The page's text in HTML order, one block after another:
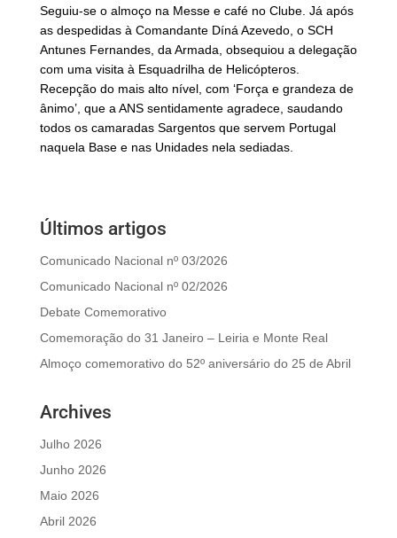
Seguiu-se o almoço na Messe e café no Clube. Já após
as despedidas à Comandante Díná Azevedo, o SCH
Antunes Fernandes, da Armada, obsequiou a delegação
com uma visita à Esquadrilha de Helicópteros.
Recepção do mais alto nível, com ‘Força e grandeza de
ânimo’, que a ANS sentidamente agradece, saudando
todos os camaradas Sargentos que servem Portugal
naquela Base e nas Unidades nela sediadas.
Últimos artigos
Comunicado Nacional nº 03/2026
Comunicado Nacional nº 02/2026
Debate Comemorativo
Comemoração do 31 Janeiro – Leiria e Monte Real
Almoço comemorativo do 52º aniversário do 25 de Abril
Archives
Julho 2026
Junho 2026
Maio 2026
Abril 2026